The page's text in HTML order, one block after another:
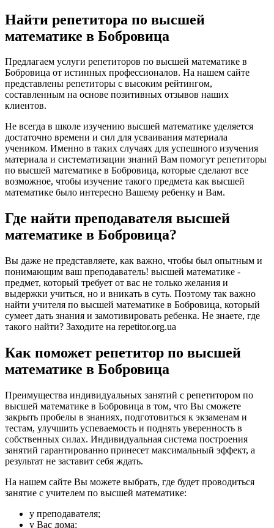
Найти репетитора по высшей
математике в Бобровица
Предлагаем услуги репетиторов по высшей математике в
Бобровица от истинных профессионалов. На нашем сайте
представлены репетиторы с высоким рейтингом,
составленным на основе позитивных отзывов наших
клиентов.
Не всегда в школе изучению высшей математике уделяется
достаточно времени и сил для усваивания материала
учеником. Именно в таких случаях для успешного изучения
материала и систематизации знаний Вам помогут репетиторы
по высшей математике в Бобровица, которые сделают все
возможное, чтобы изучение такого предмета как высшей
математике было интересно Вашему ребенку и Вам.
Где найти преподавателя высшей
математике в Бобровица?
Вы даже не представляете, как важно, чтобы был опытным и
понимающим ваш преподаватель! высшей математике -
предмет, который требует от вас не только желания и
выдержки учиться, но и вникать в суть. Поэтому так важно
найти учителя по высшей математике в Бобровица, который
сумеет дать знания и замотивировать ребенка. Не знаете, где
такого найти? Заходите на repetitor.org.ua
Как поможет репетитор по высшей
математике в Бобровица
Преимущества индивидуальных занятий с репетитором по
высшей математике в Бобровица в том, что Вы сможете
закрыть пробелы в знаниях, подготовиться к экзаменам и
тестам, улучшить успеваемость и поднять уверенность в
собственных силах. Индивидуальная система построения
занятий гарантированно принесет максимальный эффект, а
результат не заставит себя ждать.
На нашем сайте Вы можете выбрать, где будет проводиться
занятие с учителем по высшей математике:
у преподавателя;
у Вас дома;